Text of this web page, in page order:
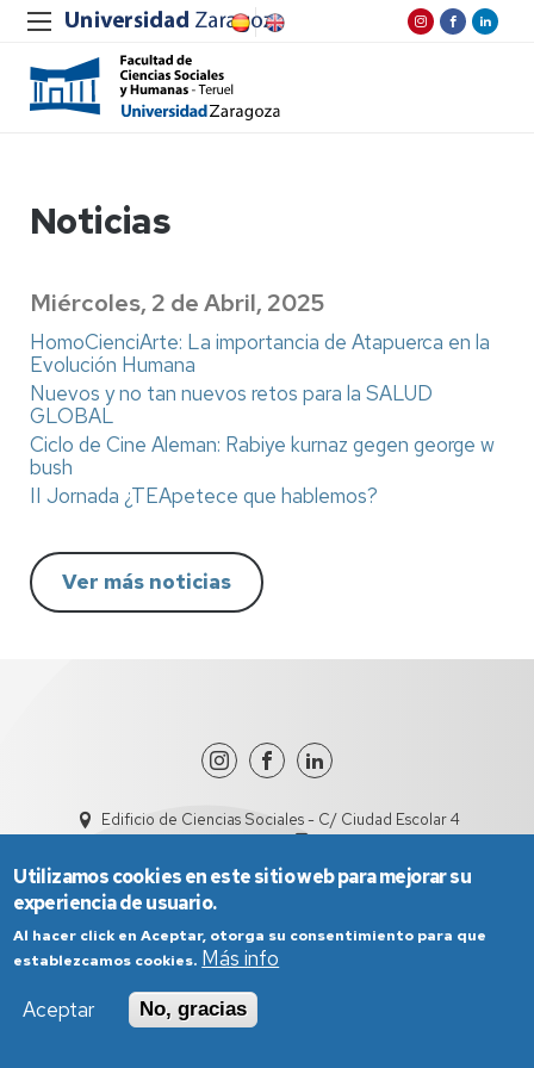
Noticias
Miércoles, 2 de Abril, 2025
HomoCienciArte: La importancia de Atapuerca en la
Evolución Humana
Nuevos y no tan nuevos retos para la SALUD
GLOBAL
Ciclo de Cine Aleman: Rabiye kurnaz gegen george w
bush
II Jornada ¿TEApetece que hablemos?
Ver más noticias
Edificio de Ciencias Sociales - C/ Ciudad Escolar 4
Aviso Legal
Condiciones generales de uso
Política de Privacidad
Utilizamos cookies en este sitio web para mejorar su
experiencia de usuario.
Al hacer click en Aceptar, otorga su consentimiento para que
establezcamos cookies. Más info
Aceptar
No, gracias